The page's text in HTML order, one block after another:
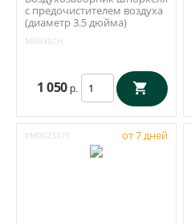
с предочистителем воздуха
(диаметр 3.5 дюйма)
MRH35CH
1 050 р.
УМ0023475 от 7 дней